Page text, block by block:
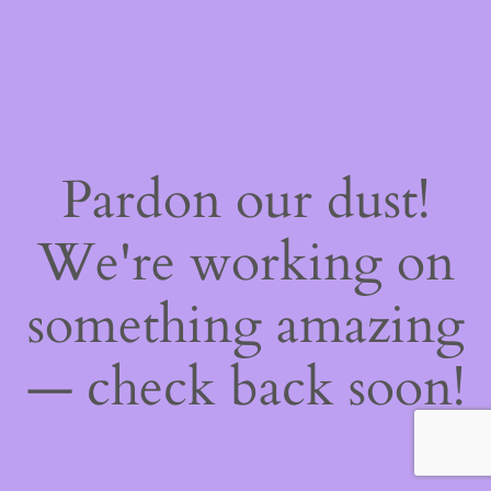
Pardon our dust!
We're working on
something amazing
— check back soon!